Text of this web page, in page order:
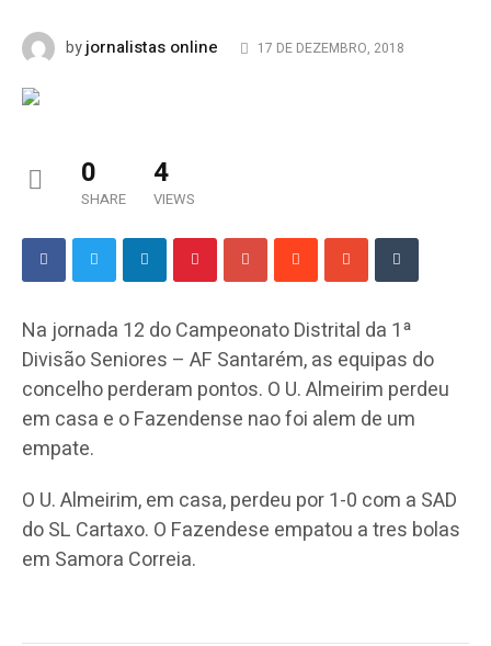
byjornalistas online 17 DE DEZEMBRO, 2018
0
SHARE
4
VIEWS
Na jornada 12 do Campeonato Distrital da 1ª
Divisão Seniores – AF Santarém, as equipas do
concelho perderam pontos. O U. Almeirim perdeu
em casa e o Fazendense nao foi alem de um
empate.
O U. Almeirim, em casa, perdeu por 1-0 com a SAD
do SL Cartaxo. O Fazendese empatou a tres bolas
em Samora Correia.